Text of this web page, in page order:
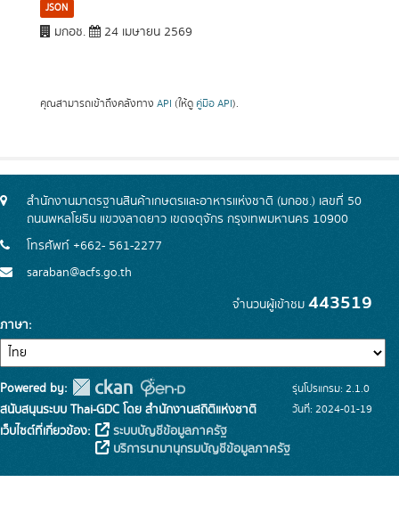
JSON
มกอช. 24 เมษายน 2569
คุณสามารถเข้าถึงคลังทาง API (ให้ดู คู่มือ API).
สำนักงานมาตรฐานสินค้าเกษตรและอาหารแห่งชาติ (มกอช.) เลขที่ 50
ถนนพหลโยธิน แขวงลาดยาว เขตจตุจักร กรุงเทพมหานคร 10900
โทรศัพท์ +662- 561-2277
saraban@acfs.go.th
จำนวนผู้เข้าชม 443519
ภาษา
Powered by:
สนับสนุนระบบ Thai-GDC โดย สำนักงานสถิติแห่งชาติ
เว็บไซต์ที่เกี่ยวข้อง:
ระบบบัญชีข้อมูลภาครัฐ
บริการนามานุกรมบัญชีข้อมูลภาครัฐ
รุ่นโปรแกรม: 2.1.0
วันที่: 2024-01-19